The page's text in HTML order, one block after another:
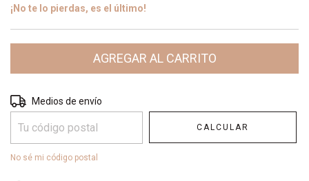
¡No te lo pierdas, es el último!
Entregas para el CP:
Medios de envío
CALCULAR
No sé mi código postal